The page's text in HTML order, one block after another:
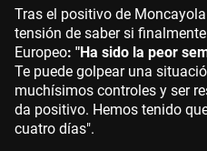
Tras el positivo de
tensión de saber si
Europeo: "Ha sido la peor
Te puede golpear una
muchísimos controles y ser
da positivo. Hemos tenido
cuatro días".